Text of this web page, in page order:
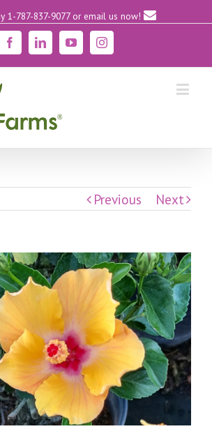
1-787-837-9077 or email us now!
FacebookLinkedinYouTubeInstagram
Previous Next